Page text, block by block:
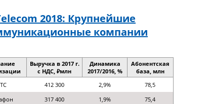
2018: Крупнейшие
компании
Выручка в 2017 г.
с НДС, ₽млн
Динамика
2017/2016, %
Абонентская
база, млн
412 300 2,9%
78,5
317 400 1,9%
75,4